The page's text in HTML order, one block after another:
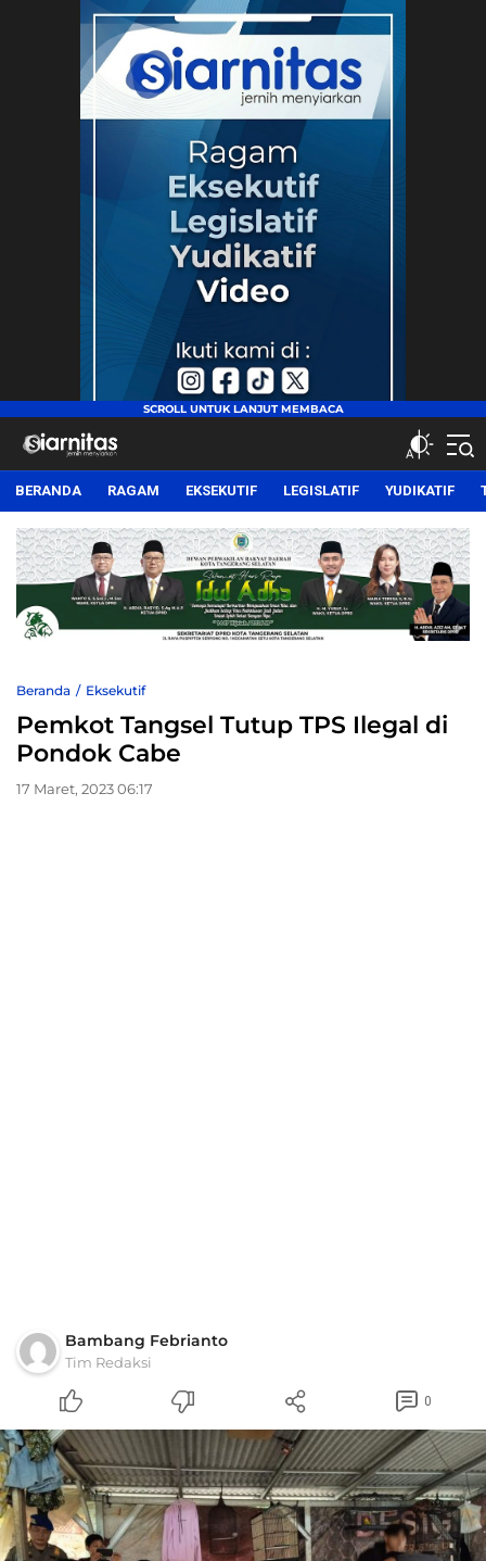
siarnitas
Jernih Menyiarkan
BERANDA RAGAM EKSEKUTIF LEGISLATIF YUDIKATIF
Beranda Eksekutif
Pemkot Tangsel Tutup TPS Ilegal di
Pondok Cabe
17 Maret, 2023 06:17
Bambang Febrianto
Tim Redaksi
0